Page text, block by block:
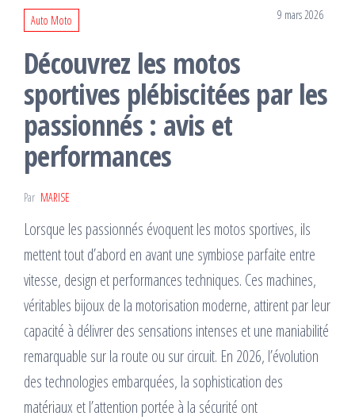
Auto Moto 9 mars 2026
Découvrez les motos
sportives plébiscitées par les
passionnés : avis et
performances
Par MARISE
Lorsque les passionnés évoquent les motos sportives, ils
mettent tout d’abord en avant une symbiose parfaite entre
vitesse, design et performances techniques. Ces machines,
véritables bijoux de la motorisation moderne, attirent par leur
capacité à délivrer des sensations intenses et une maniabilité
remarquable sur la route ou sur circuit. En 2026, l’évolution
des technologies embarquées, la sophistication des
matériaux et l’attention portée à la sécurité ont